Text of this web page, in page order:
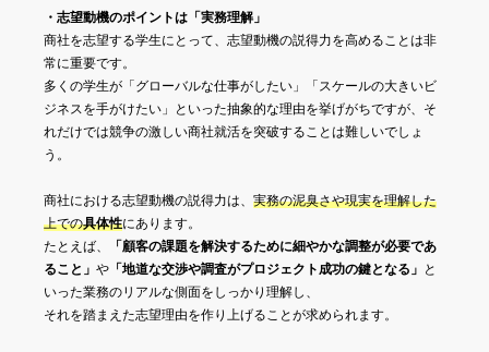
・志望動機のポイントは「実務理解」
商社を志望する学生にとって、志望動機の説得力を高めることは非
常に重要です。
多くの学生が「グローバルな仕事がしたい」「スケールの大きいビ
ジネスを手がけたい」といった抽象的な理由を挙げがちですが、そ
れだけでは競争の激しい商社就活を突破することは難しいでしょ
う。
商社における志望動機の説得力は、 実務の泥臭さや現実を理解した
上での具体性にあります。
たとえば、
「顧客の課題を解決するために細やかな調整が必要であ
ること」 や 「地道な交渉や調査がプロジェクト成功の鍵となる」 と
いった業務のリアルな側面をしっかり理解し、
それを踏まえた志望理由を作り上げることが求められます。